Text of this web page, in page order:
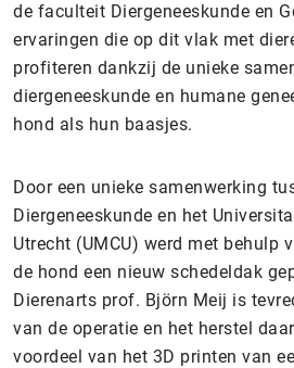
de faculteit Diergeneeskunde en
ervaringen die op dit vlak met
profiteren dankzij de unieke
diergeneeskunde en humane
hond als hun baasjes.
Door een unieke samenwerking
Diergeneeskunde en het
Utrecht (UMCU) werd met behulp
de hond een nieuw schedeldak
Dierenarts prof. Björn Meij is
van de operatie en het herstel
voordeel van het 3D printen van